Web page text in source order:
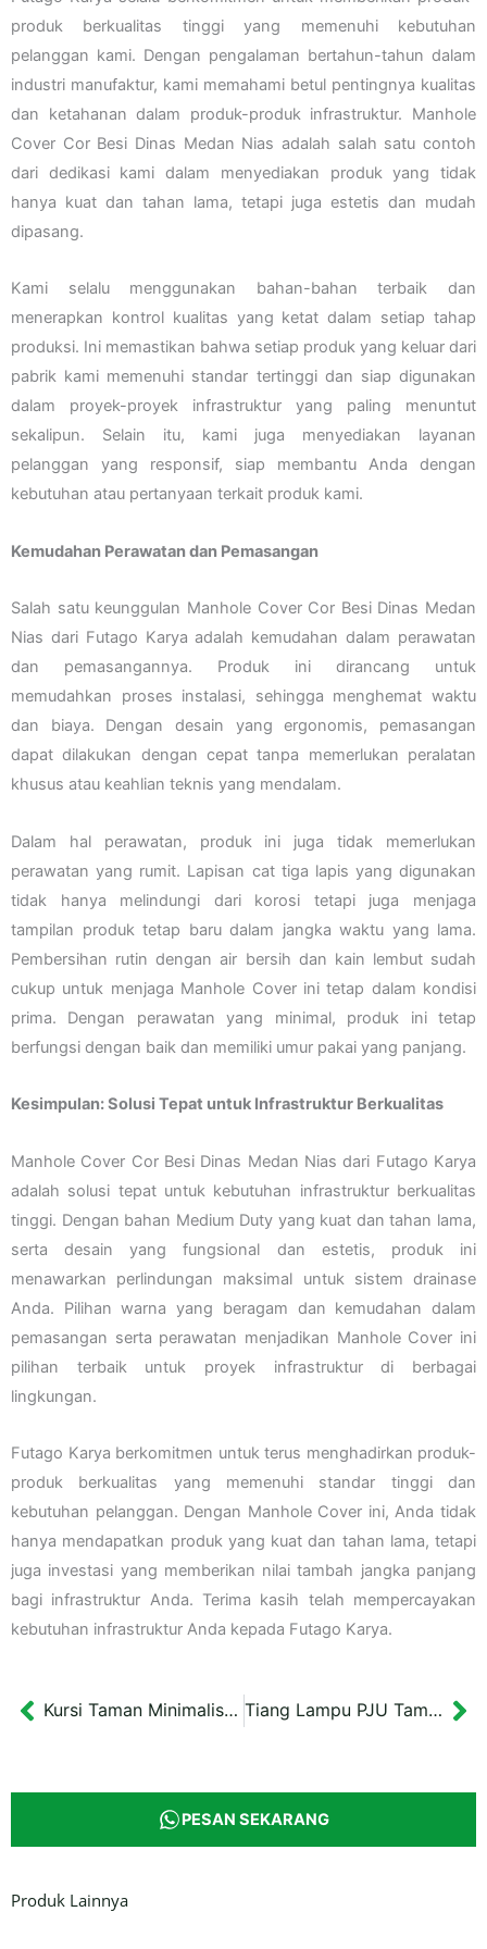
produk berkualitas tinggi yang memenuhi kebutuhan
pelanggan kami. Dengan pengalaman bertahun-tahun dalam
industri manufaktur, kami memahami betul pentingnya kualitas
dan ketahanan dalam produk-produk infrastruktur. Manhole
Cover Cor Besi Dinas Medan Nias adalah salah satu contoh
dari dedikasi kami dalam menyediakan produk yang tidak
hanya kuat dan tahan lama, tetapi juga estetis dan mudah
dipasang.
Kami selalu menggunakan bahan-bahan terbaik dan
menerapkan kontrol kualitas yang ketat dalam setiap tahap
produksi. Ini memastikan bahwa setiap produk yang keluar dari
pabrik kami memenuhi standar tertinggi dan siap digunakan
dalam proyek-proyek infrastruktur yang paling menuntut
sekalipun. Selain itu, kami juga menyediakan layanan
pelanggan yang responsif, siap membantu Anda dengan
kebutuhan atau pertanyaan terkait produk kami.
Kemudahan Perawatan dan Pemasangan
Salah satu keunggulan Manhole Cover Cor Besi Dinas Medan
Nias dari Futago Karya adalah kemudahan dalam perawatan
dan pemasangannya. Produk ini dirancang untuk
memudahkan proses instalasi, sehingga menghemat waktu
dan biaya. Dengan desain yang ergonomis, pemasangan
dapat dilakukan dengan cepat tanpa memerlukan peralatan
khusus atau keahlian teknis yang mendalam.
Dalam hal perawatan, produk ini juga tidak memerlukan
perawatan yang rumit. Lapisan cat tiga lapis yang digunakan
tidak hanya melindungi dari korosi tetapi juga menjaga
tampilan produk tetap baru dalam jangka waktu yang lama.
Pembersihan rutin dengan air bersih dan kain lembut sudah
cukup untuk menjaga Manhole Cover ini tetap dalam kondisi
prima. Dengan perawatan yang minimal, produk ini tetap
berfungsi dengan baik dan memiliki umur pakai yang panjang.
Kesimpulan: Solusi Tepat untuk Infrastruktur Berkualitas
Manhole Cover Cor Besi Dinas Medan Nias dari Futago Karya
adalah solusi tepat untuk kebutuhan infrastruktur berkualitas
tinggi. Dengan bahan Medium Duty yang kuat dan tahan lama,
serta desain yang fungsional dan estetis, produk ini
menawarkan perlindungan maksimal untuk sistem drainase
Anda. Pilihan warna yang beragam dan kemudahan dalam
pemasangan serta perawatan menjadikan Manhole Cover ini
pilihan terbaik untuk proyek infrastruktur di berbagai
lingkungan.
Futago Karya berkomitmen untuk terus menghadirkan produk-
produk berkualitas yang memenuhi standar tinggi dan
kebutuhan pelanggan. Dengan Manhole Cover ini, Anda tidak
hanya mendapatkan produk yang kuat dan tahan lama, tetapi
juga investasi yang memberikan nilai tambah jangka panjang
bagi infrastruktur Anda. Terima kasih telah mempercayakan
kebutuhan infrastruktur Anda kepada Futago Karya.
Prev Kursi Taman Minimalis Outdoor Pasuruan 155×50 cm Tiang Lampu PJU Taman Kota Solo Bahan Pipa Galvanis
PESAN SEKARANG
Produk Lainnya